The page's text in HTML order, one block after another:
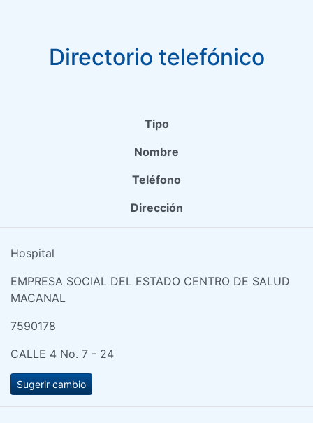
Directorio telefónico
Tipo
Nombre
Teléfono
Dirección
Hospital
EMPRESA SOCIAL DEL ESTADO CENTRO DE SALUD
MACANAL
7590178
CALLE 4 No. 7 - 24
Sugerir cambio